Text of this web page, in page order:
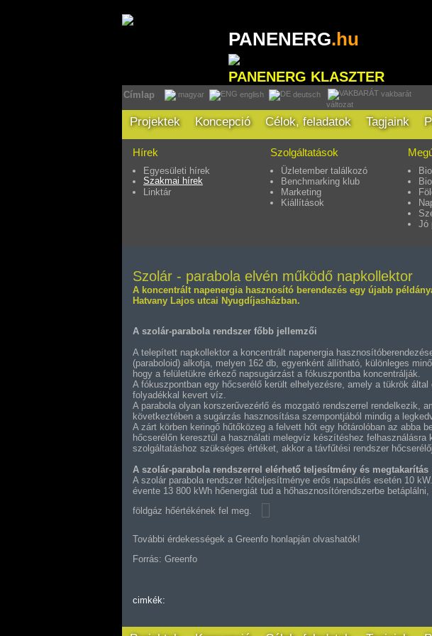
PANENERG.hu
PANENERG KLASZTER
Címlap magyar english deutsch
vakbarát
változat
Projektek Koncepció Célok, feladatok Tagjaink
Hírek
Egyesületi hírek
Szakmai hírek
Linktár
Szolgáltatások
Üzletember találkozó
Benchmarking klub
Marketing
Kiállítások
Jó
Szolár - parabola elvén működő napkollektor
A koncentrált napenergia hasznosító berendezés egy újabb
Hatvany Lajos utcai Nyugdíjasházban.
A szolár-parabola rendszer főbb jellemzői
A telepített napkollektor a koncentrált napenergia
(paraboloid) alkotja, melyen 162 db, egyenként állítható, különleges
hogy a felületükre érkező napsugárzást a fókuszpontba koncentrálják.
A fókuszpontban egy hőcserélő került elhelyezésre, amely a tükrök
folyadékkal kevert víz.
A parabola olyan korszerűvezérlő és mozgató rendszerrel rendelkezik,
következtében a sugárzás hasznosítása szempontjából mindig a
A zárt körben keringő hűtőközeg a felvett hőt egy hőtárolóban az abba
hőcserélőn keresztül a használati melegvíz készítéshez
szolgáltatáshoz szükséges értéket, akkor a távfűtési rendszer
A szolár-parabola rendszerrel elérhető teljesítmény és megtakarítás
A szolár parabola rendszer hőteljesítménye erős napsütés esetén 10
évente 13 800 kWh hőenergiát tud a hőhasznosítórendszerbe
földgáz hőértékének fel meg.
További érdekességek a Greenfo honlapján olvashatók!
Forrás: Greenfo
cimkék: